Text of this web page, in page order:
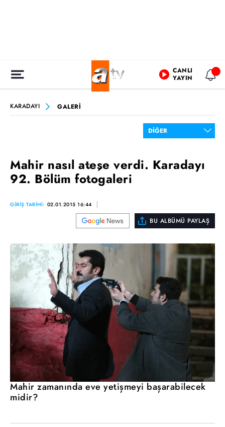
CANLI
YAYIN
KARADAYI GALERİ
Mahir nasıl ateşe verdi. Karadayı
92. Bölüm fotogaleri
GİRİŞ TARİHİ: 02.01.2015 16:44
BU ALBÜMÜ PAYLAŞ
Mahir zamanında eve yetişmeyi başarabilecek
midir?